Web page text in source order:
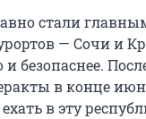
стали
— Сочи и
безопаснее.
в конце
в эту